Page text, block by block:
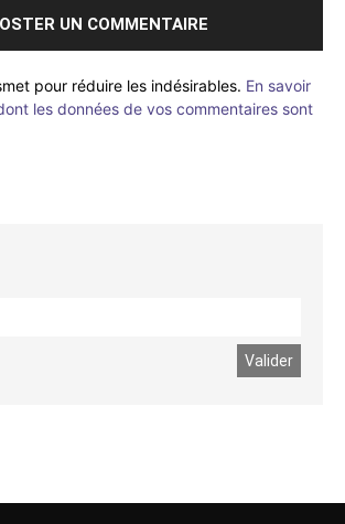
pour réduire les indésirables. En savoir
les données de vos commentaires sont